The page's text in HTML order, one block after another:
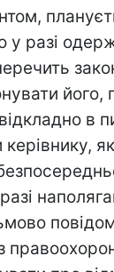
у разі
його,
в